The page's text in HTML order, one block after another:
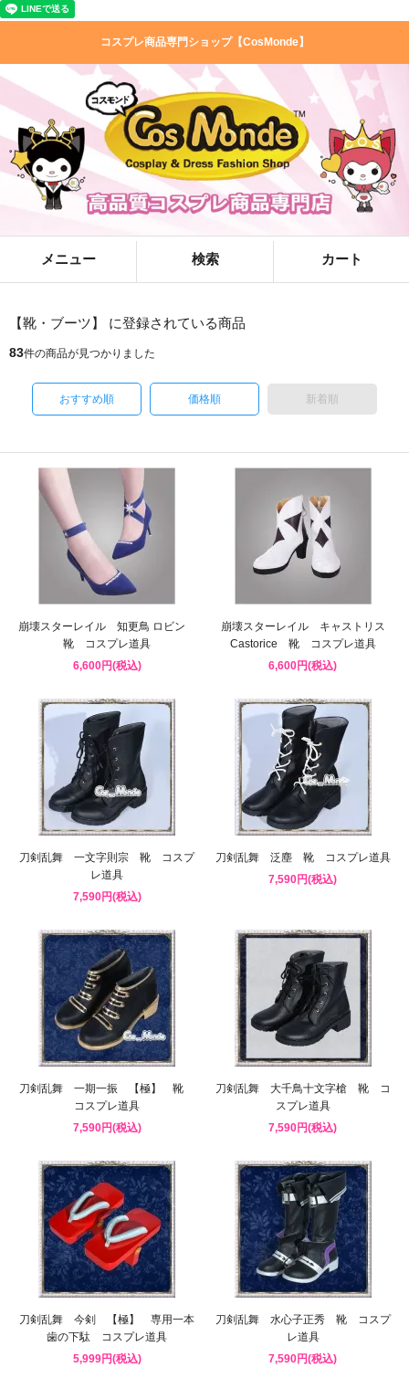
コスプレ商品専門ショップ【CosMonde】
メニュー 検索 カート
【靴・ブーツ】 に登録されている商品
83件の商品が見つかりました
おすすめ順 価格順 新着順
崩壊スターレイル 知更鳥 ロビン
靴 コスプレ道具
6,600円(税込)
崩壊スターレイル キャストリス
Castorice 靴 コスプレ道具
6,600円(税込)
刀剣乱舞 一文字則宗 靴 コスプ
レ道具
7,590円(税込)
刀剣乱舞 泛塵 靴 コスプレ道具
7,590円(税込)
刀剣乱舞 一期一振 【極】 靴
コスプレ道具
7,590円(税込)
刀剣乱舞 大千鳥十文字槍 靴 コ
スプレ道具
7,590円(税込)
刀剣乱舞 今剣 【極】 専用一本
歯の下駄 コスプレ道具
5,999円(税込)
刀剣乱舞 水心子正秀 靴 コスプ
レ道具
7,590円(税込)